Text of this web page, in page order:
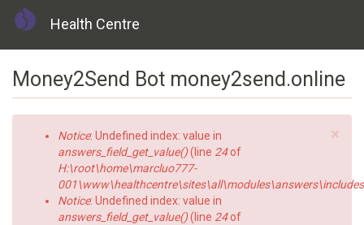
Health Centre
Money2Send Bot money2send.online
×
Error
message
Notice: Undefined index: value in
answers_field_get_value()(line 24of
H:\root\home\marcluo777-
Notice: Undefined index: value in
answers_field_get_value()(line 24of